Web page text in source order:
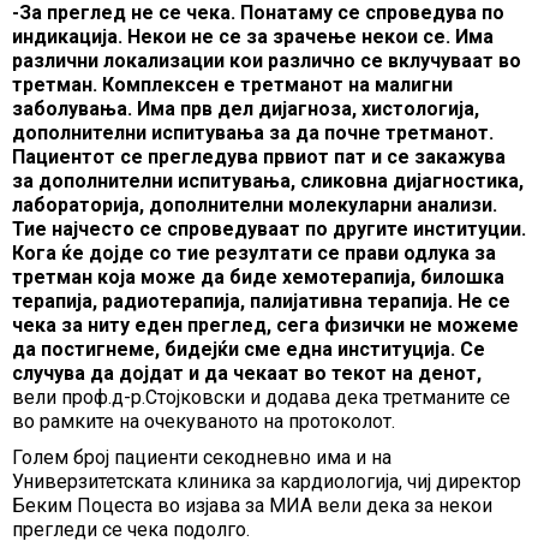
-За преглед не се чека. Понатаму се спроведува по
индикација. Некои не се за зрачење некои се. Има
различни локализации кои различно се вклучуваат во
третман. Комплексен е третманот на малигни
заболувања. Има прв дел дијагноза, хистологија,
дополнителни испитувања за да почне третманот.
Пациентот се прегледува првиот пат и се закажува
за дополнителни испитувања, сликовна дијагностика,
лабораторија, дополнителни молекуларни анализи.
Тие најчесто се спроведуваат по другите институции.
Кога ќе дојде со тие резултати се прави одлука за
третман која може да биде хемотерапија, билошка
терапија, радиотерапија, палијативна терапија. Не се
чека за ниту еден преглед, сега физички не можеме
да постигнеме, бидејќи сме една институција. Се
случува да дојдат и да чекаат во текот на денот,
вели проф.д-р.Стојковски и додава дека третманите се
во рамките на очекуваното на протоколот.
Голем број пациенти секодневно има и на
Универзитетската клиника за кардиологија, чиј директор
Беким Поцеста во изјава за МИА вели дека за некои
прегледи се чека подолго.